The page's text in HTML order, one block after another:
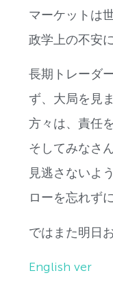
マーケットは
政学上の不安
長期トレーダ
ず、大局を見
方々は、責任
そしてみなさ
見逃さないよう
ローを忘れずに
ではまた明日
English ver